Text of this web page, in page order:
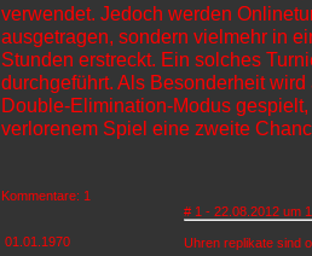
verwendet. Jedoch werden
ausgetragen, sondern vielmehr in
Stunden erstreckt. Ein solches
durchgeführt. Als Besonderheit
Double-Elimination-Modus
verlorenem Spiel eine zweite
Kommentare: 1
01.01.1970
# 1 - 22.08.2012 um
Uhren replikate sind